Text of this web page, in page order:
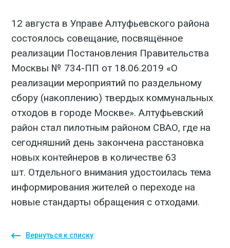
12 августа в Управе Алтуфьевского района
состоялось совещание, посвящённое
реализации Постановления Правительства
Москвы № 734-ПП от 18.06.2019 «О
реализации мероприятий по раздельному
сбору (накоплению) твердых коммунальных
отходов в городе Москве». Алтуфьевский
район стал пилотным районом СВАО, где на
сегодняшний день закончена расстановка
новых контейнеров в количестве 63
шт. Отдельного внимания удостоилась тема
информирования жителей о переходе на
новые стандарты обращения с отходами.
Вернуться к списку